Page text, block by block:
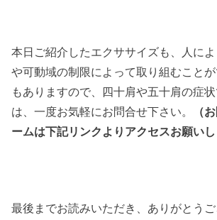
本日ご紹介したエクササイズも、人に
や可動域の制限によって取り組むこと
もありますので、四十肩や五十肩の症
は、一度お気軽にお問合せ下さい。
（
ームは下記リンクよりアクセスお願いし
最後までお読みいただき、ありがとうご